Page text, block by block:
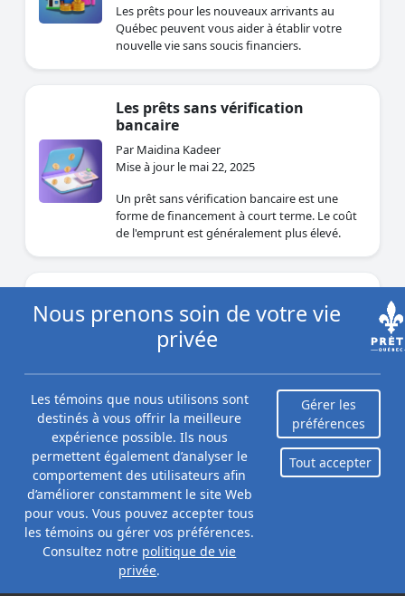
Les prêts pour les nouveaux arrivants au
Québec peuvent vous aider à établir votre
nouvelle vie sans soucis financiers.
Les prêts sans vérification
bancaire
Par Maidina Kadeer
Mise à jour le mai 22, 2025
Un prêt sans vérification bancaire est une
forme de financement à court terme. Le coût
de l'emprunt est généralement plus élevé.
Par Maidina Kadeer
Mise à jour le novembre 22, 2024
le financement dont vous avez besoin, Prêts
Québec peut vous aider.
Prêt de congé de maternité au
Québec
Par Priya Correia
Mise à jour le août 7, 2026
Un prêt pour congé de maternité est parfait
de compléter vos revenus. Assurer d'avoir
l'argent nécessaire pour accueillir un bébé
Nous prenons soin de votre vie
privée
Les témoins que nous utilisons sont
destinés à vous offrir la meilleure
expérience possible. Ils nous
permettent également d’analyser le
comportement des utilisateurs afin
d’améliorer constamment le site Web
pour vous. Vous pouvez accepter tous
les témoins ou gérer vos préférences.
Consultez notre politique de vie
privée.
Gérer les
préférences
Tout accepter